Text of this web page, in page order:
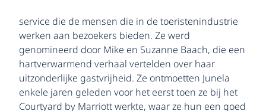
service die de mensen die in de toeristenindustrie
werken aan bezoekers bieden. Ze werd
genomineerd door Mike en Suzanne Baach, die een
hartverwarmend verhaal vertelden over haar
uitzonderlijke gastvrijheid. Ze ontmoetten Junela
enkele jaren geleden voor het eerst toen ze bij het
Courtyard by Marriott werkte, waar ze hun een goed